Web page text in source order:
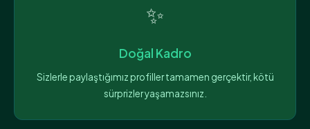
✨
Doğal Kadro
Sizlerle paylaştığımız profiller tamamen gerçektir, kötü
sürprizler yaşamazsınız.